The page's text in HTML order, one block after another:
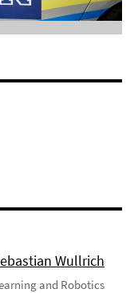
Wullrich
and Robotics